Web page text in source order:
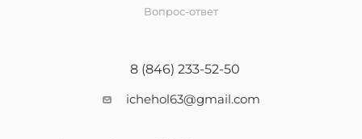
Вопрос-ответ
8 (846) 233-52-50
ichehol63@gmail.com